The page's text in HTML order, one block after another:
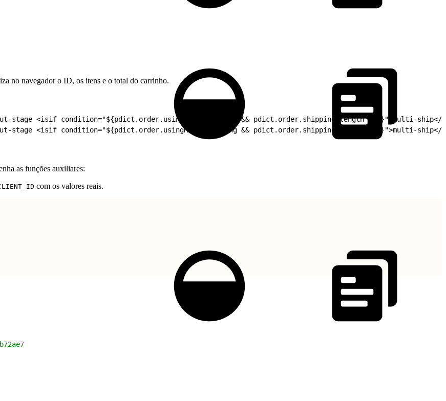
no navegador o ID, os itens e o total do carrinho.
stage <isif condition="${pdict.order.usingMultiShipping && pdict.order.shipping.length > 1}">multi-
stage <isif condition="${pdict.order.usingMultiShipping && pdict.order.shipping.length > 1}">multi-
as funções auxiliares:
com os valores reais.